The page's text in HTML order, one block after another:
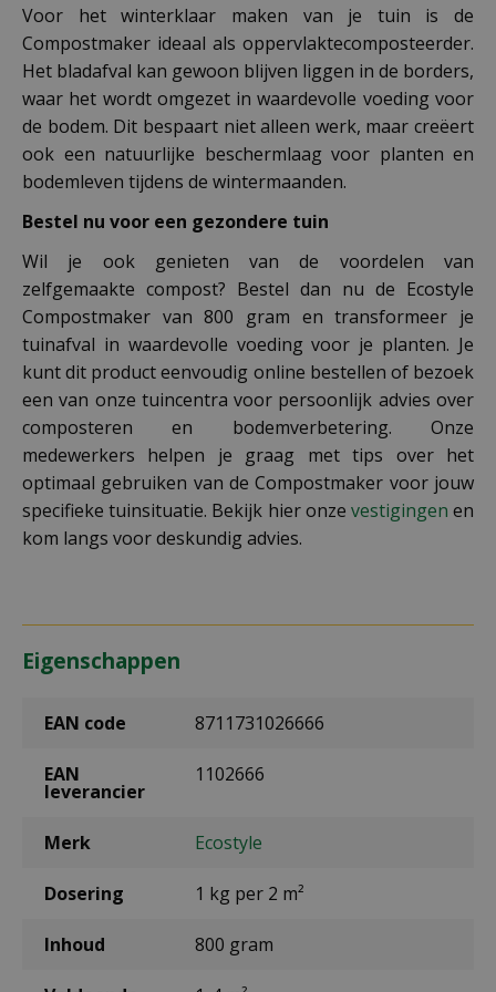
Voor het winterklaar maken van je tuin is de
Compostmaker ideaal als oppervlaktecomposteerder.
Het bladafval kan gewoon blijven liggen in de borders,
waar het wordt omgezet in waardevolle voeding voor
de bodem. Dit bespaart niet alleen werk, maar creëert
ook een natuurlijke beschermlaag voor planten en
bodemleven tijdens de wintermaanden.
Bestel nu voor een gezondere tuin
Wil je ook genieten van de voordelen van
zelfgemaakte compost? Bestel dan nu de Ecostyle
Compostmaker van 800 gram en transformeer je
tuinafval in waardevolle voeding voor je planten. Je
kunt dit product eenvoudig online bestellen of bezoek
een van onze tuincentra voor persoonlijk advies over
composteren en bodemverbetering. Onze
medewerkers helpen je graag met tips over het
optimaal gebruiken van de Compostmaker voor jouw
specifieke tuinsituatie. Bekijk hier onze vestigingen en
kom langs voor deskundig advies.
Eigenschappen
EAN code 8711731026666
EAN
leverancier
1102666
Merk Ecostyle
Dosering 1 kg per 2 m²
Inhoud 800 gram